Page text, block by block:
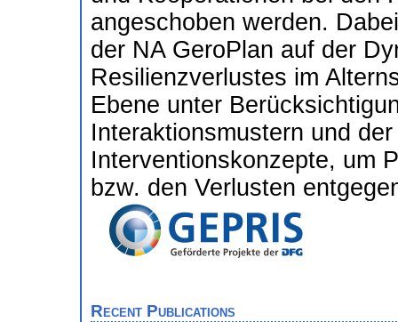
angeschoben werden.
der NA GeroPlan auf der
Resilienzverlustes im
Ebene unter
Interaktionsmustern und
Interventionskonzepte, um
bzw. den Verlusten
Recent Publications